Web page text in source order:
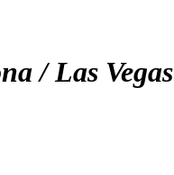
/ Las Vegas